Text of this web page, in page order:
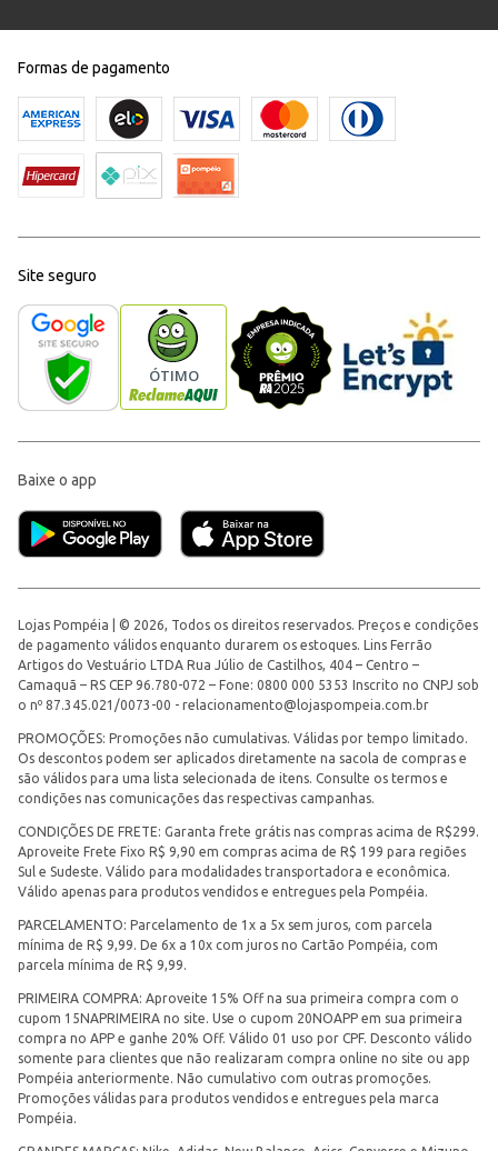
Formas de pagamento
Site seguro
Baixe o app
Lojas Pompéia | © 2026, Todos os direitos reservados. Preços e condições
de pagamento válidos enquanto durarem os estoques. Lins Ferrão
Artigos do Vestuário LTDA Rua Júlio de Castilhos, 404 – Centro –
Camaquã – RS CEP 96.780-072 – Fone: 0800 000 5353 Inscrito no CNPJ sob
o nº 87.345.021/0073-00 - relacionamento@lojaspompeia.com.br
PROMOÇÕES: Promoções não cumulativas. Válidas por tempo limitado.
Os descontos podem ser aplicados diretamente na sacola de compras e
são válidos para uma lista selecionada de itens. Consulte os termos e
condições nas comunicações das respectivas campanhas.
CONDIÇÕES DE FRETE: Garanta frete grátis nas compras acima de R$299.
Aproveite Frete Fixo R$ 9,90 em compras acima de R$ 199 para regiões
Sul e Sudeste. Válido para modalidades transportadora e econômica.
Válido apenas para produtos vendidos e entregues pela Pompéia.
PARCELAMENTO: Parcelamento de 1x a 5x sem juros, com parcela
mínima de R$ 9,99. De 6x a 10x com juros no Cartão Pompéia, com
parcela mínima de R$ 9,99.
PRIMEIRA COMPRA: Aproveite 15% Off na sua primeira compra com o
cupom 15NAPRIMEIRA no site. Use o cupom 20NOAPP em sua primeira
compra no APP e ganhe 20% Off. Válido 01 uso por CPF. Desconto válido
somente para clientes que não realizaram compra online no site ou app
Pompéia anteriormente. Não cumulativo com outras promoções.
Promoções válidas para produtos vendidos e entregues pela marca
Pompéia.